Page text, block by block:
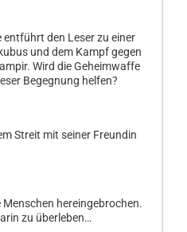
entführt den Leser zu einer
und dem Kampf gegen
Wird die Geheimwaffe
Begegnung helfen?
Streit mit seiner Freundin
hereingebrochen.
zu überleben…